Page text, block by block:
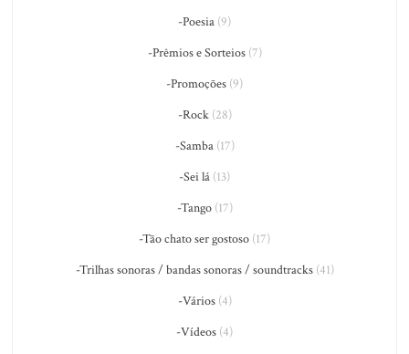
-Poesia (9)
-Prêmios e Sorteios(7)
-Promoções (9)
-Rock(28)
-Samba(17)
-Sei lá (13)
-Tango(17)
-Tão chato ser gostoso (17)
-Trilhas sonoras / bandas sonoras / soundtracks(41)
-Vários(4)
-Vídeos (4)